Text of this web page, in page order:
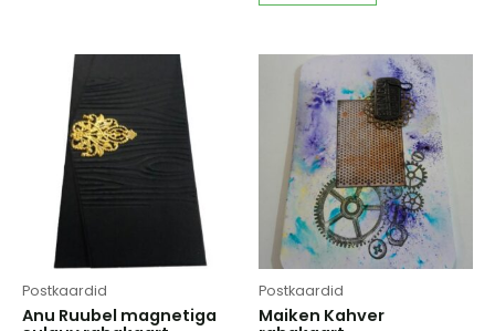
Postkaardid
Anu Ruubel magnetiga
Postkaardid
Maiken Kahver